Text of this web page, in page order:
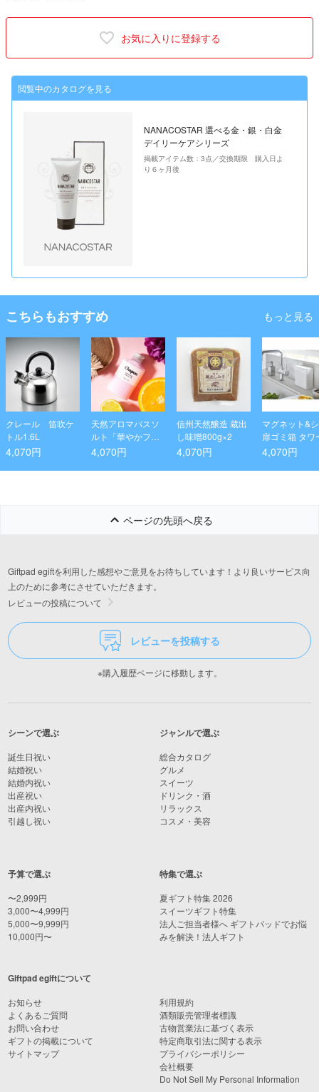
お気に入りに登録する
閲覧中のカタログを見る
NANACOSTAR 選べる金・銀・白金
デイリーケアシリーズ
掲載アイテム数：3点／交換期限 購入日よ
り６ヶ月後
こちらもおすすめ もっと見る
クレール 笛吹ケ
トル1.6L
4,070円
天然アロマバスソ
ルト「華やかフロ
ーラル」 2本セッ
4,070円
信州天然醸造 蔵出
し味噌800g×2
4,070円
マグネット&
扉ゴミ箱 タワ
ワイト
4,070円
ページの先頭へ戻る
Giftpad egiftを利用した感想やご意見をお待ちしています！より良いサービス向
上のために参考にさせていただきます。
レビューの投稿について
レビューを投稿する
※購入履歴ページに移動します。
シーンで選ぶ
誕生日祝い
結婚祝い
結婚内祝い
出産祝い
出産内祝い
引越し祝い
予算で選ぶ
〜2,999円
3,000〜4,999円
5,000〜9,999円
10,000円〜
ジャンルで選ぶ
総合カタログ
グルメ
スイーツ
ドリンク・酒
リラックス
コスメ・美容
特集で選ぶ
夏ギフト特集 2026
スイーツギフト特集
法人ご担当者様へ ギフトパッドでお悩
みを解決！法人ギフト
Giftpad egiftについて
お知らせ
よくあるご質問
お問い合わせ
ギフトの掲載について
サイトマップ
利用規約
酒類販売管理者標識
古物営業法に基づく表示
特定商取引法に関する表示
プライバシーポリシー
会社概要
Do Not Sell My Personal Information